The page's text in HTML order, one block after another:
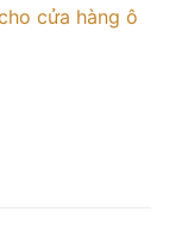
cửa hàng ô